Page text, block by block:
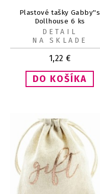
Plastové tašky Gabby''s
Dollhouse 6 ks
1,22 €
DETAIL
NA SKLADE